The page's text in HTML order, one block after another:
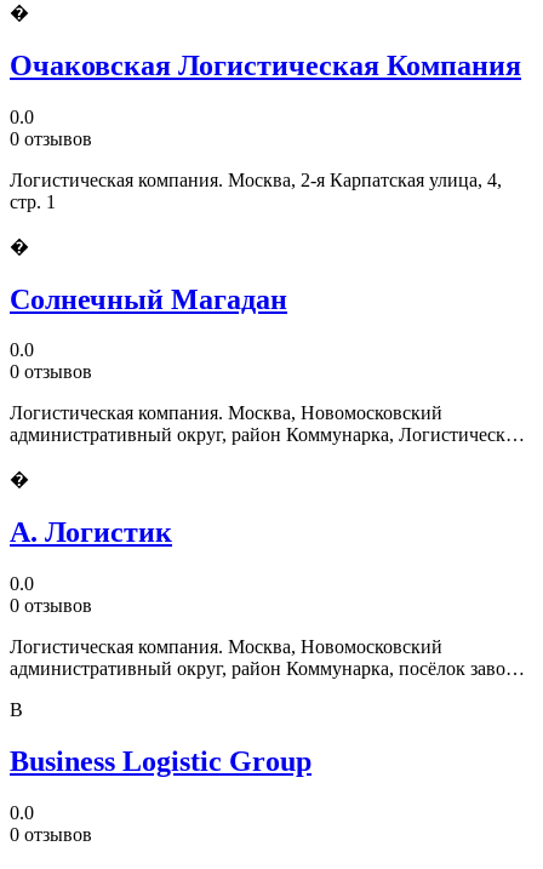
�
Очаковская Логистическая Компания
0.0
0 отзывов
Логистическая компания. Москва, 2-я Карпатская улица, 4,
стр. 1
�
Солнечный Магадан
0.0
0 отзывов
Логистическая компания. Москва, Новомосковский
административный округ, район Коммунарка, Логистический
�
А. Логистик
0.0
0 отзывов
Логистическая компания. Москва, Новомосковский
административный округ, район Коммунарка, посёлок завода
B
Business Logistic Group
0.0
0 отзывов